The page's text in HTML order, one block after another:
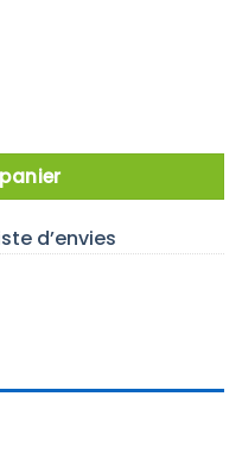
Needle Point 1.28"
d’envies